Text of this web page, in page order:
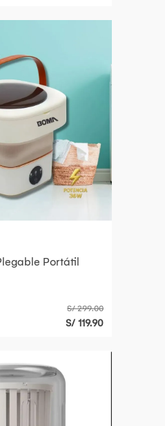
Portátil
S/ 299.00
S/ 119.90